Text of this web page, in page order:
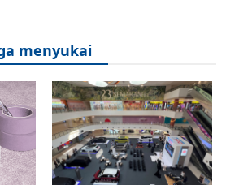
menyukai